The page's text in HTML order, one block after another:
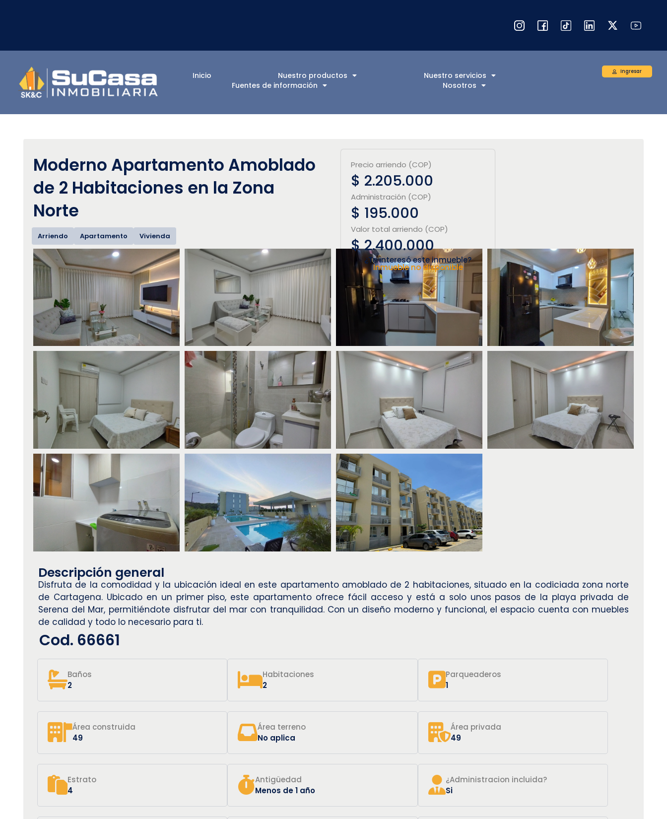
Inicio Nuestro productos
Nuestro servicios
Fuentes de información
Nosotros
Ingresar
Moderno Apartamento Amoblado
de 2 Habitaciones en la Zona
Norte
Arriendo Apartamento Vivienda
Precio arriendo (COP)
$ 2.205.000
Administración (COP)
$ 195.000
Valor total arriendo (COP)
$ 2.400.000
¿Te interesó este inmueble?
Inmueble no disponible
Descripción general
Disfruta de la comodidad y la ubicación ideal en este apartamento amoblado de 2 habitaciones, situado en la codiciada zona norte
de Cartagena. Ubicado en un primer piso, este apartamento ofrece fácil acceso y está a solo unos pasos de la playa privada de
Serena del Mar, permitiéndote disfrutar del mar con tranquilidad. Con un diseño moderno y funcional, el espacio cuenta con muebles
de calidad y todo lo necesario para ti.
Cod. 66661
Baños
2
Habitaciones
2
Parqueaderos
1
Área construida
49
Área terreno
No aplica
Área privada
49
Estrato
4
Antigüedad
Menos de 1 año
¿Administracion incluida?
Si